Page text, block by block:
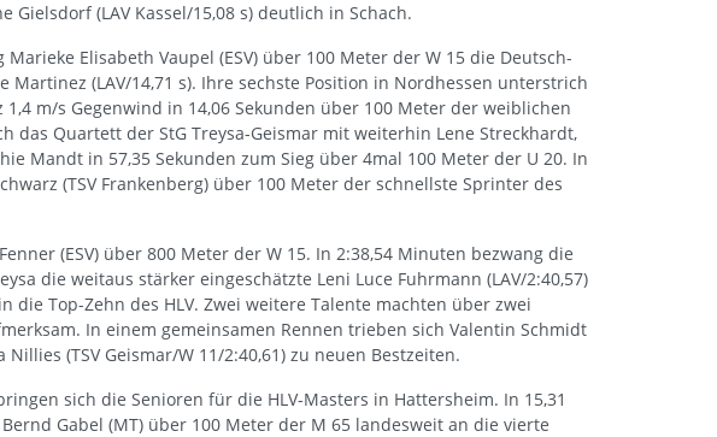
Gielsdorf (LAV Kassel/15,08 s) deutlich in Schach.
Marieke Elisabeth Vaupel (ESV) über 100 Meter der W 15 die Deutsch-
Martinez (LAV/14,71 s). Ihre sechste Position in Nordhessen unterstrich
1,4 m/s Gegenwind in 14,06 Sekunden über 100 Meter der weiblichen
das Quartett der StG Treysa-Geismar mit weiterhin Lene Streckhardt,
Mandt in 57,35 Sekunden zum Sieg über 4mal 100 Meter der U 20. In
(TSV Frankenberg) über 100 Meter der schnellste Sprinter des
(ESV) über 800 Meter der W 15. In 2:38,54 Minuten bezwang die
die weitaus stärker eingeschätzte Leni Luce Fuhrmann (LAV/2:40,57)
die Top-Zehn des HLV. Zwei weitere Talente machten über zwei
In einem gemeinsamen Rennen trieben sich Valentin Schmidt
Nillies (TSV Geismar/W 11/2:40,61) zu neuen Bestzeiten.
sich die Senioren für die HLV-Masters in Hattersheim. In 15,31
Gabel (MT) über 100 Meter der M 65 landesweit an die vierte